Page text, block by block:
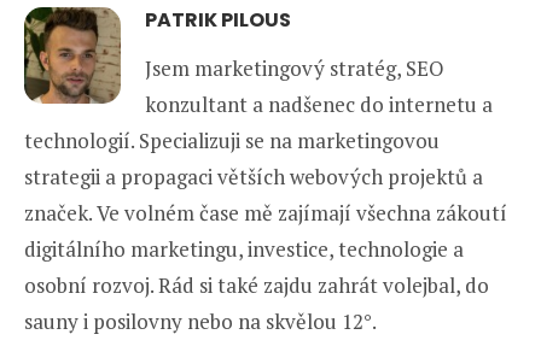
PATRIK PILOUS
Jsem marketingový stratég, SEO
konzultant a nadšenec do internetu a
technologií. Specializuji se na marketingovou
strategii a propagaci větších webových projektů a
značek. Ve volném čase mě zajímají všechna zákoutí
digitálního marketingu, investice, technologie a
osobní rozvoj. Rád si také zajdu zahrát volejbal, do
sauny i posilovny nebo na skvělou 12°.